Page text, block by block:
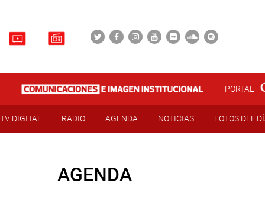
PORTAL
TV DIGITAL RADIO AGENDA NOTICIAS FOTOS DEL
AGENDA